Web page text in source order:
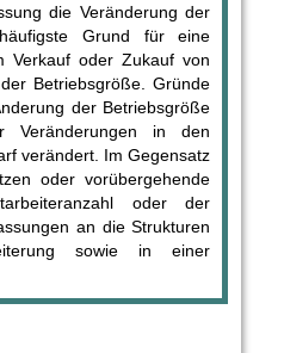
die Veränderung der
Grund für eine
Verkauf oder Zukauf von
Betriebsgröße. Gründe
der Betriebsgröße
Veränderungen in den
verändert. Im Gegensatz
oder vorübergehende
oder der
an die Strukturen
sowie in einer